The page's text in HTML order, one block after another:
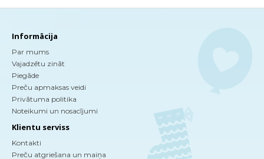
Informācija
Par mums
Vajadzētu zināt
Piegāde
Preču apmaksas veidi
Privātuma politika
Noteikumi un nosacījumi
Klientu serviss
Kontakti
Preču atgriešana un maiņa